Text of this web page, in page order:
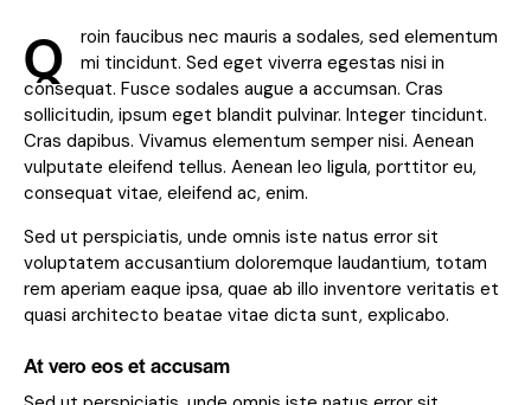
Q
roin faucibus nec mauris a sodales, sed elementum
mi tincidunt. Sed eget viverra egestas nisi in
consequat. Fusce sodales augue a accumsan. Cras
sollicitudin, ipsum eget blandit pulvinar. Integer tincidunt.
Cras dapibus. Vivamus elementum semper nisi. Aenean
vulputate eleifend tellus. Aenean leo ligula, porttitor eu,
consequat vitae, eleifend ac, enim.
Sed ut perspiciatis, unde omnis iste natus error sit
voluptatem accusantium doloremque laudantium, totam
rem aperiam eaque ipsa, quae ab illo inventore veritatis et
quasi architecto beatae vitae dicta sunt, explicabo.
At vero eos et accusam